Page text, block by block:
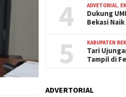
4 ADVETORIAL
Dukung
Bekasi
5 KABUPATEN
Tari
Tampil di
ADVERTORIAL